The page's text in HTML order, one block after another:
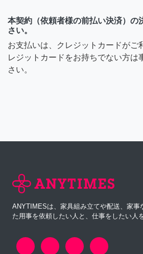
本契約（依頼者様の前払い決済）の
さい。
お支払いは、クレジットカードがご
レジットカードをお持ちでない方は
さい。
ANYTIMESは、家具組み立てや配送、家事
た用事を依頼したい人と、仕事をしたい人